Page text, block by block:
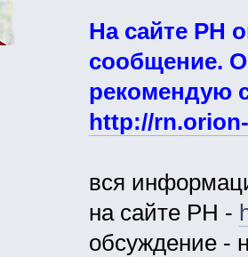
На сайте РН
сообщение.
рекомендую
http://
вся
на сайте РН -
обсуждение -